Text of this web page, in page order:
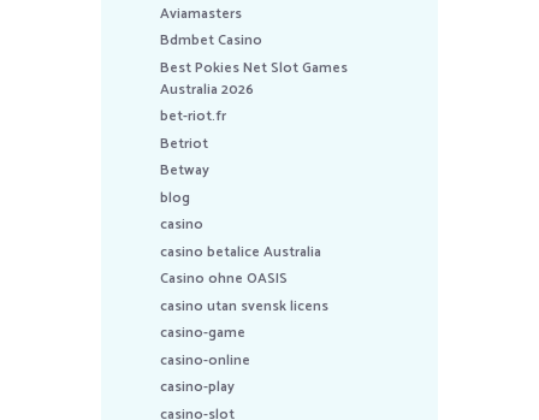
Aviamasters
Bdmbet Casino
Best Pokies Net Slot Games
Australia 2026
bet-riot.fr
Betriot
Betway
blog
casino
casino betalice Australia
Casino ohne OASIS
casino utan svensk licens
casino-game
casino-online
casino-play
casino-slot